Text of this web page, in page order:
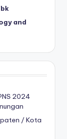
and
2024
/ Kota